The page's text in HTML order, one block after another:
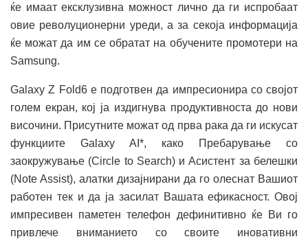
ќе имаат ексклузивна можност лично да ги испробаат
овие револуционерни уреди, а за секоја информација
ќе можат да им се обратат на обучените промотери на
Samsung.
Galaxy Z Fold6 е подготвен да импресионира со својот
голем екран, кој ја издигнува продуктивноста до нови
височини. Присутните можат од прва рака да ги искусат
функциите Galaxy AI*, како Пребарување со
заокружување (Circle to Search) и Асистент за белешки
(Note Assist), алатки дизајнирани да го олеснат Вашиот
работен тек и да ја засилат Вашата ефикасност. Овој
импресивен паметен телефон дефинитивно ќе Ви го
привлече вниманието со своите иновативни